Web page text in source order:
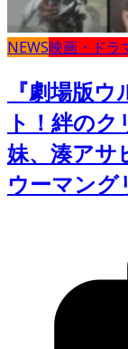
NEWS映画・ドラ
『劇場版
ト！絆の
妹、湊アサ
ウーマング